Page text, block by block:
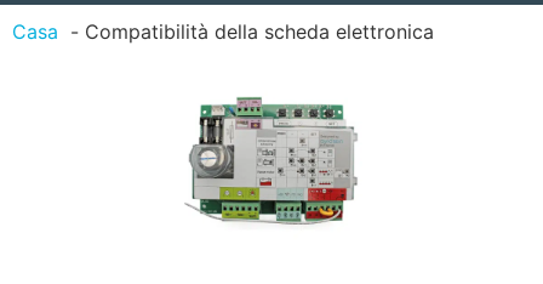
Casa Compatibilità della scheda elettronica